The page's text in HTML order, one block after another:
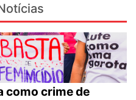
como crime de